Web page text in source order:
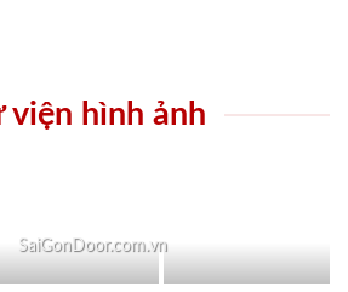
viện hình ảnh
SaiGonDoor.com.vn